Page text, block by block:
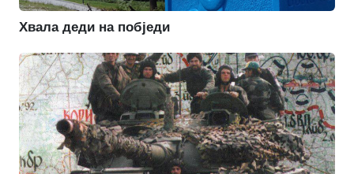
Хвала деди на побједи